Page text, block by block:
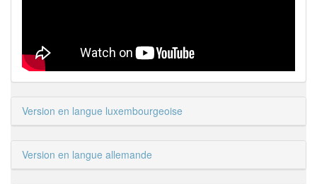
Version en langue luxembourgeoise
Version en langue allemande